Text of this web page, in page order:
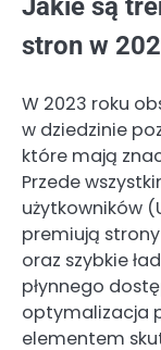
Jakie są
stron w
W 2023 roku
w dziedzinie
które mają
Przede
użytkowników
premiują
oraz szybkie
płynnego
optymalizacja
elementem